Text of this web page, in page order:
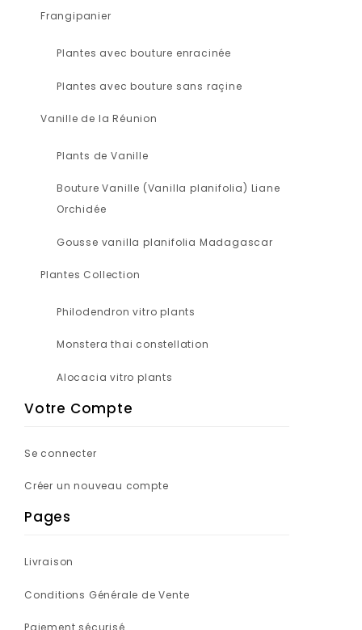
Frangipanier
Plantes avec bouture enracinée
Plantes avec bouture sans raçine
Vanille de la Réunion
Plants de Vanille
Bouture Vanille (Vanilla planifolia) Liane
Orchidée
Gousse vanilla planifolia Madagascar
Plantes Collection
Philodendron vitro plants
Monstera thai constellation
Alocacia vitro plants
Votre Compte
Se connecter
Créer un nouveau compte
Pages
Livraison
Conditions Générale de Vente
Paiement sécurisé